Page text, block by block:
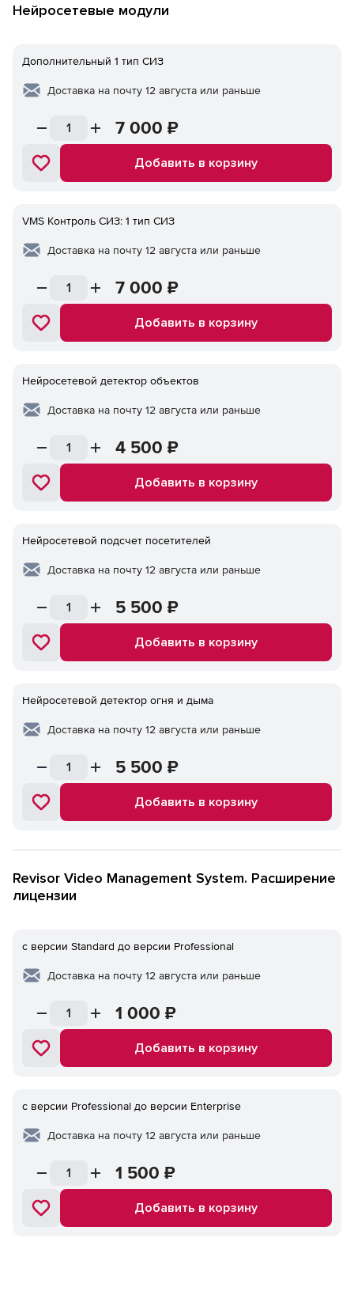
Нейросетевые модули
Дополнительный 1 тип СИЗ
Доставка на почту 12 августа или раньше
7 000 ₽
Добавить в корзину
VMS Контроль СИЗ: 1 тип СИЗ
Доставка на почту 12 августа или раньше
7 000 ₽
Добавить в корзину
Нейросетевой детектор объектов
Доставка на почту 12 августа или раньше
4 500 ₽
Добавить в корзину
Нейросетевой подсчет посетителей
Доставка на почту 12 августа или раньше
5 500 ₽
Добавить в корзину
Нейросетевой детектор огня и дыма
Доставка на почту 12 августа или раньше
5 500 ₽
Добавить в корзину
Revisor Video Management System. Расширение
лицензии
с версии Standard до версии Professional
Доставка на почту 12 августа или раньше
1 000 ₽
Добавить в корзину
с версии Professional до версии Enterprise
Доставка на почту 12 августа или раньше
1 500 ₽
Добавить в корзину